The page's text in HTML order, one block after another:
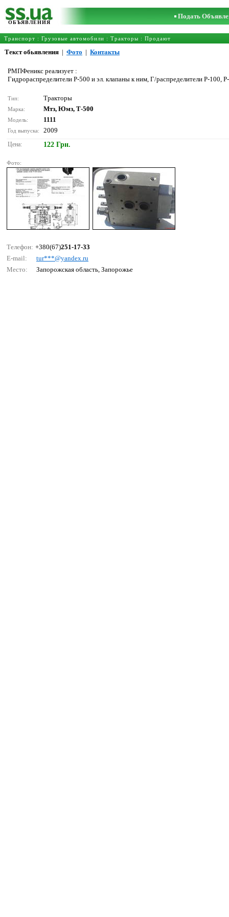
ОБЪЯВЛЕНИЯ
Подать
Транспорт : Грузовые автомобили : Тракторы : Продают
Текст обьявления | Фото | Контакты
РМПФеникс реализует :
Гидрораспределители Р-500 и эл. клапаны к ним, Г/распределители Р-100,
Тип: Тракторы
Марка: Мтз, Юмз, Т-500
Модель: 1111
Год выпуска: 2009
Цена: 122 Грн.
Фото:
Телефон: +380(67)251-17-33
E-mail:
tur***@yаndех.ru
Место:
Запорожская область, Запорожье